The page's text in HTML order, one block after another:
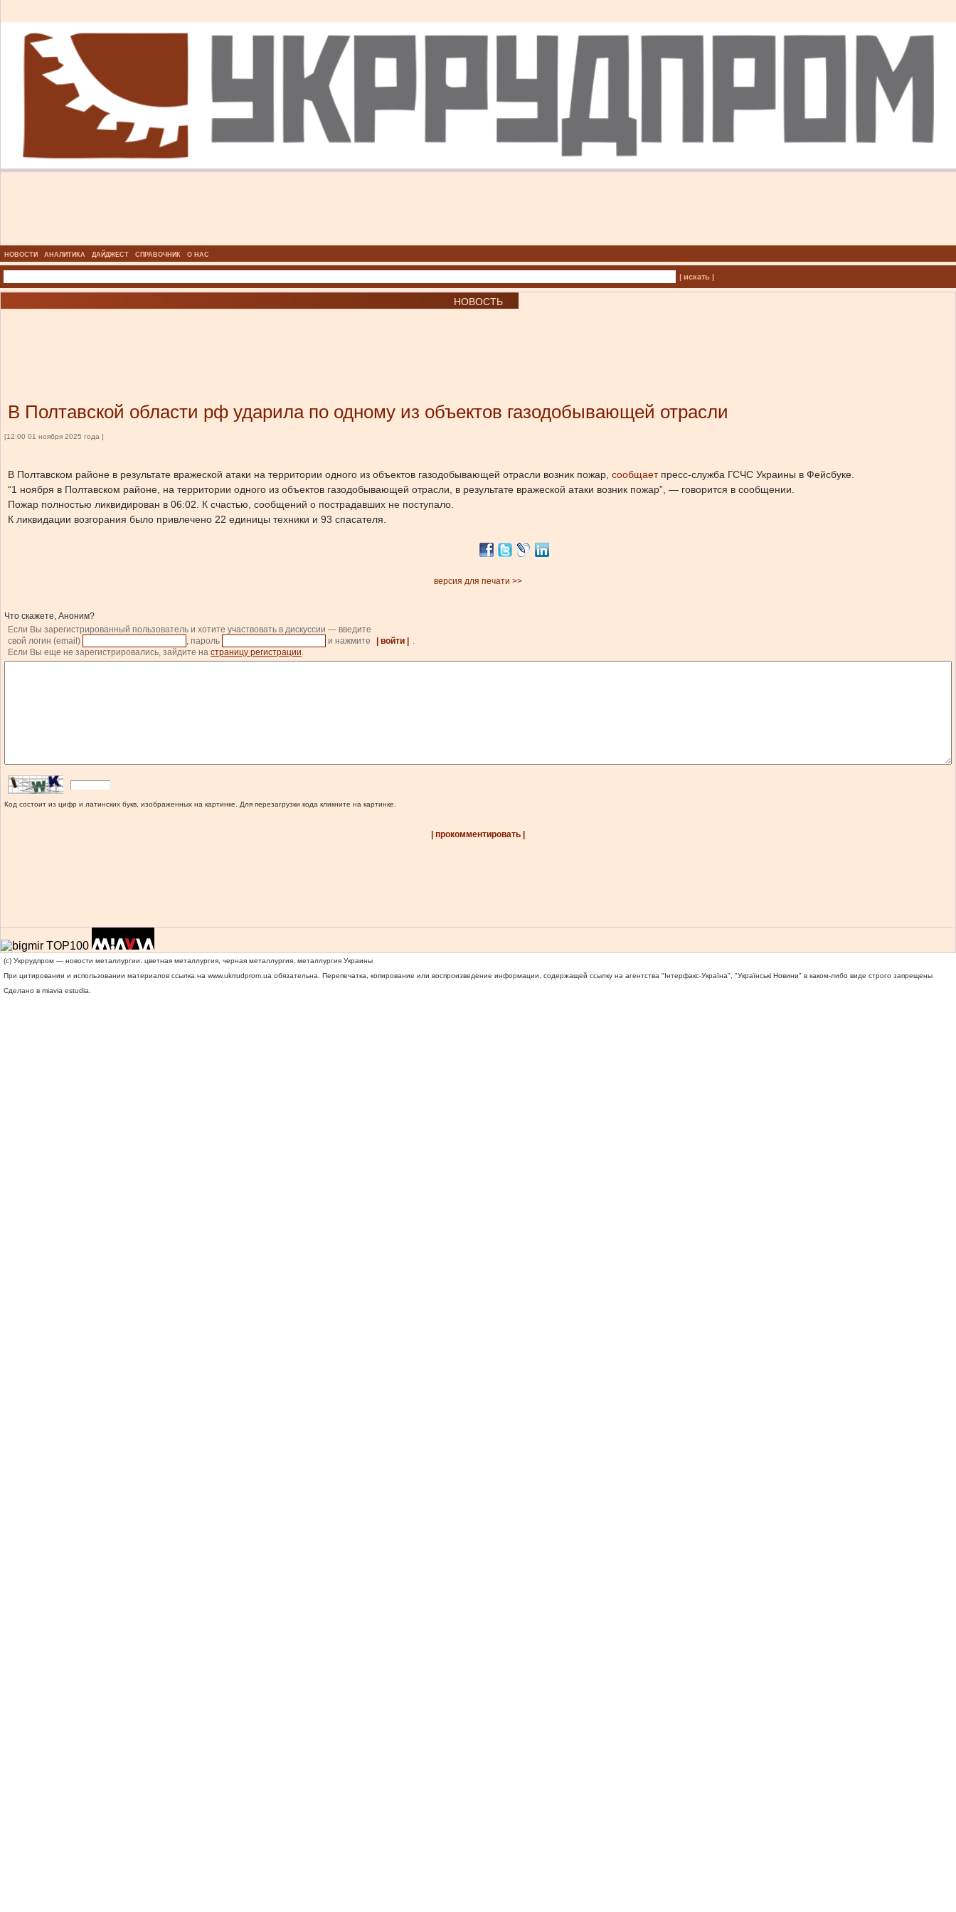
НОВОСТИ АНАЛИТИКА ДАЙДЖЕСТ СПРАВОЧНИК О НАС
| искать |
НОВОСТЬ
В Полтавской области рф ударила по одному из объектов газодобывающей отрасли
[12:00 01 ноября 2025 года ]
В Полтавском районе в результате вражеской атаки на территории одного из объектов газодобывающей отрасли возник пожар, сообщаетпресс-служба ГСЧС Украины в Фейсбуке.
“1 ноября в Полтавском районе, на территории одного из объектов газодобывающей отрасли, в результате вражеской атаки возник пожар”, — говорится в сообщении.
Пожар полностью ликвидирован в 06:02. К счастью, сообщений о пострадавших не поступало.
К ликвидации возгорания было привлечено 22 единицы техники и 93 спасателя.
версия для печати >>
Что скажете, Аноним?
Если Вы зарегистрированный пользователь и хотите участвовать в дискуссии — введите
свой логин (email)
, пароль и нажмите | войти |
.
Если Вы еще не зарегистрировались, зайдите на страницу регистрации.
Код состоит из цифр и латинских букв, изображенных на картинке. Для перезагрузки кода кликните на картинке.
| прокомментировать |
(c) Укррудпром — новости металлургии: цветная металлургия, черная металлургия, металлургия Украины
При цитировании и использовании материалов ссылка на www.ukrrudprom.ua обязательна. Перепечатка, копирование или воспроизведение информации, содержащей ссылку на агентства "Iнтерфакс-Україна", "Українськi Новини" в каком-либо виде строго запрещены
Сделано в miavia estudia.